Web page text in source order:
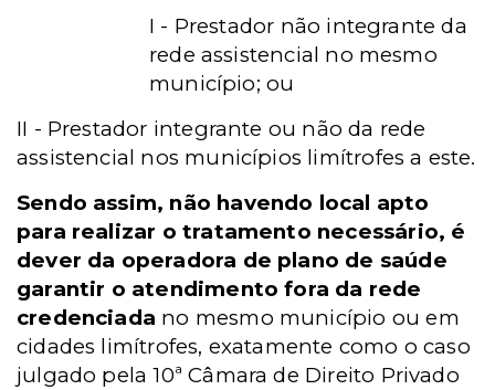
I - Prestador não integrante da
rede assistencial no mesmo
município; ou
II - Prestador integrante ou não da rede
assistencial nos municípios limítrofes a este.
Sendo assim, não havendo local apto
para realizar o tratamento necessário, é
dever da operadora de plano de saúde
garantir o atendimento fora da rede
credenciada no mesmo município ou em
cidades limítrofes, exatamente como o caso
julgado pela 10ª Câmara de Direito Privado